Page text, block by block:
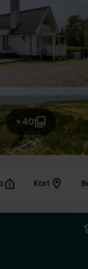
+40
Kort